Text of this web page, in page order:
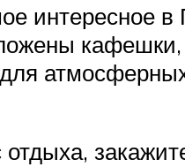
интересное